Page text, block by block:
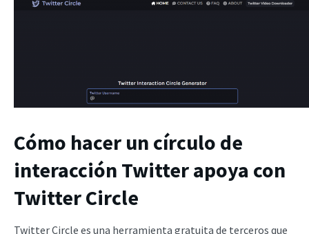
Cómo hacer un círculo de
interacción Twitter apoya con
Twitter Circle
Twitter Circle es una herramienta gratuita de terceros que